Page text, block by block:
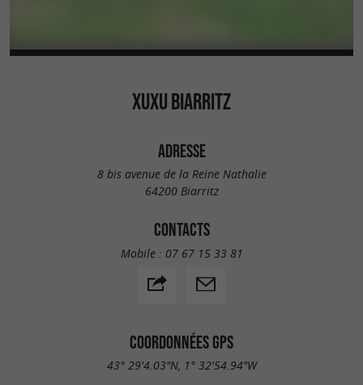
XUXU BIARRITZ
ADRESSE
8 bis avenue de la Reine Nathalie
64200 Biarritz
CONTACTS
Mobile : 07 67 15 33 81
COORDONNÉES GPS
43° 29'4.03"N, 1° 32'54.94"W